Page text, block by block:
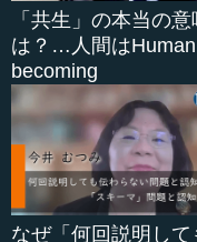
「共生」の本当の意
は？…人間は
becoming
なぜ「何回説明して